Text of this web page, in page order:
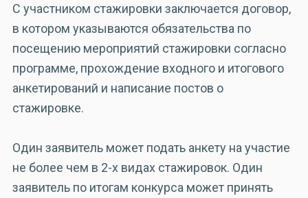
С участником стажировки заключается договор,
в котором указываются обязательства по
посещению мероприятий стажировки согласно
программе, прохождение входного и итогового
анкетирований и написание постов о
стажировке.
Один заявитель может подать анкету на участие
не более чем в 2-х видах стажировок. Один
заявитель по итогам конкурса может принять